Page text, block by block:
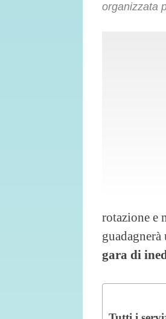
organizzata
rotazione e
gara di